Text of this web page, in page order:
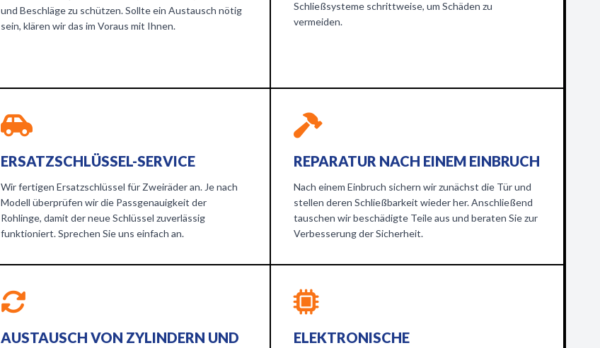
und Beschläge zu schützen. Sollte ein Austausch nötig
sein, klären wir das im Voraus mit Ihnen.
Schließsysteme schrittweise, um Schäden zu
vermeiden.
ERSATZSCHLÜSSEL-SERVICE
Wir fertigen Ersatzschlüssel für Zweiräder an. Je nach
Modell überprüfen wir die Passgenauigkeit der
Rohlinge, damit der neue Schlüssel zuverlässig
funktioniert. Sprechen Sie uns einfach an.
REPARATUR NACH EINEM EINBRUCH
Nach einem Einbruch sichern wir zunächst die Tür und
stellen deren Schließbarkeit wieder her. Anschließend
tauschen wir beschädigte Teile aus und beraten Sie zur
Verbesserung der Sicherheit.
AUSTAUSCH VON ZYLINDERN UND
ELEKTRONISCHE